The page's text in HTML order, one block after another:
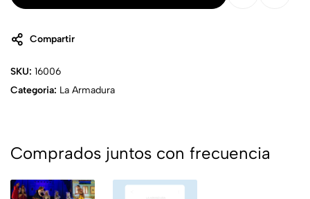
Compartir
SKU: 16006
Categoria: La Armadura
Comprados juntos con frecuencia